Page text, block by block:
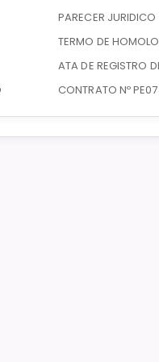
PARECER JURIDICO
TERMO DE
ATA DE REGISTRO
CONTRATO Nº